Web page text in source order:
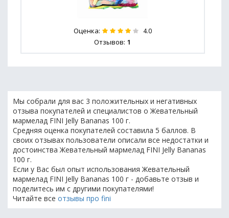
Оценка: 4.0
Отзывов: 1
Мы собрали для вас 3 положительных и негативных
отзыва покупателей и специалистов о Жевательный
мармелад FINI Jelly Bananas 100 г.
Средняя оценка покупателей составила 5 баллов. В
своих отзывах пользователи описали все недостатки и
достоинства Жевательный мармелад FINI Jelly Bananas
100 г.
Если у Вас был опыт использования Жевательный
мармелад FINI Jelly Bananas 100 г - добавьте отзыв и
поделитесь им с другими покупателями!
Читайте все отзывы про fini